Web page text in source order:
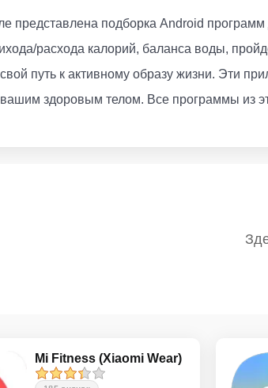
представлена подборка Android
расхода калорий, баланса воды,
путь к активному образу жизни. Эти
здоровым телом. Все программы из
Mi Fitness (Xiaomi Wear)